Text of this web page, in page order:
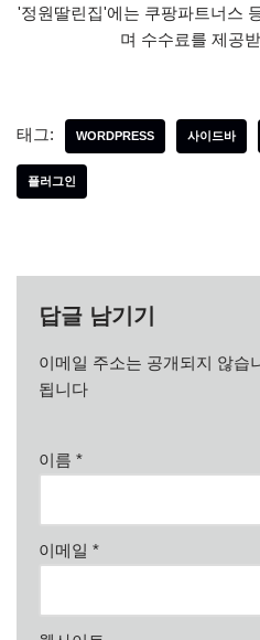
'정원딸린집'에는 쿠팡파트너스
며 수수료를 제공
태그: WORDPRESS 사이드바
플러그인
답글 남기기
이메일 주소는 공개되지 않습
됩니다
이름 *
이메일 *